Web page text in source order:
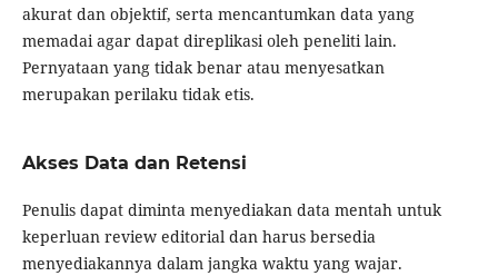
akurat dan objektif, serta mencantumkan data yang
memadai agar dapat direplikasi oleh peneliti lain.
Pernyataan yang tidak benar atau menyesatkan
merupakan perilaku tidak etis.
Akses Data dan Retensi
Penulis dapat diminta menyediakan data mentah untuk
keperluan review editorial dan harus bersedia
menyediakannya dalam jangka waktu yang wajar.